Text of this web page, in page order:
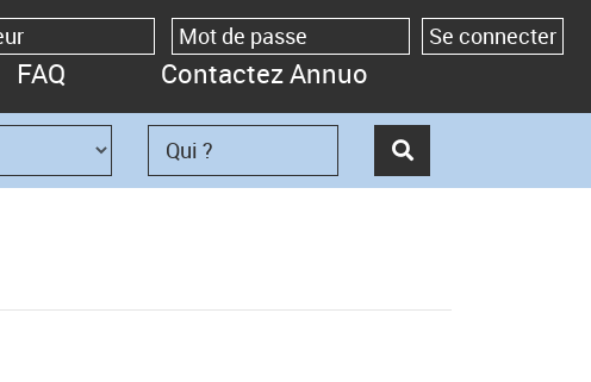
FAQ Contactez Annuo